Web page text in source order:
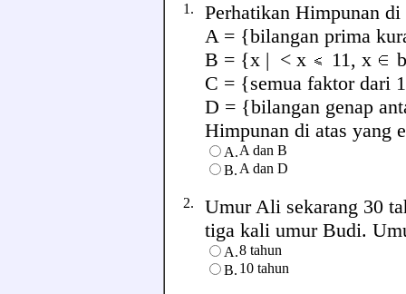
1. Perhatikan Himpunan
A = {bilangan prima
B = {x | < x
11, x
C = {semua faktor dari
D = {bilangan genap
Himpunan di atas yang
A.A dan B
B. A dan D
2. Umur Ali sekarang 30
tiga kali umur Budi.
A.8 tahun
B. 10 tahun